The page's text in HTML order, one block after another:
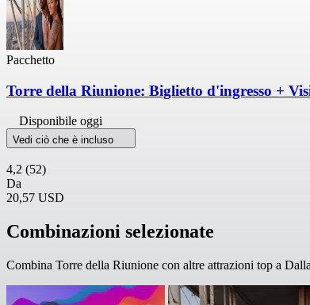
Pacchetto
Torre della Riunione: Biglietto d'ingresso +
Disponibile oggi
Vedi ciò che è incluso
4,2 (52)
Da
20,57 USD
Combinazioni selezionate
Combina Torre della Riunione con altre attrazioni top a